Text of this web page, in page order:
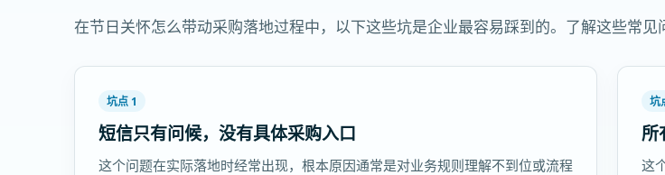
在节日关怀怎么带动采购落地过程中，以下这些坑是企业最容易踩到的。了解这些常
坑点 1
短信只有问候，没有具体采购入口
这个问题在实际落地时经常出现，根本原因通常是对业务规则理解不到位或流程
坑
所
这